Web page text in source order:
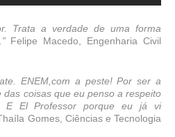
Trata a verdade de uma forma
Felipe Macedo, Engenharia Civil
ENEM,com a peste! Por ser a
coisas que eu penso a respeito
E El Professor porque eu já vi
Gomes, Ciências e Tecnologia